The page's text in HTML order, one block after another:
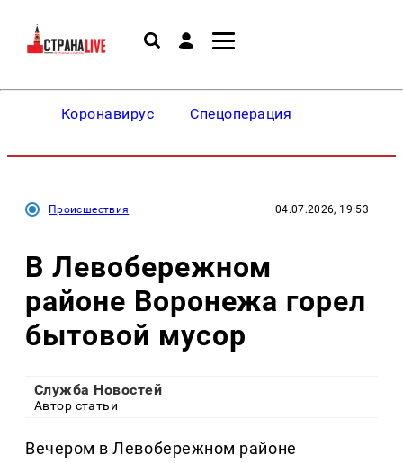
Коронавирус Спецоперация
Происшествия 04.07.2026, 19:53
В Левобережном
районе Воронежа горел
бытовой мусор
Служба Новостей
Автор статьи
Вечером в Левобережном районе